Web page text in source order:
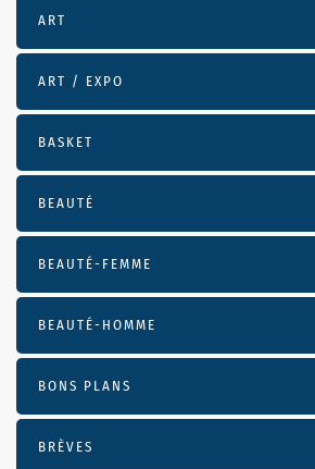
ART
ART / EXPO
BASKET
BEAUTÉ
BEAUTÉ-FEMME
BEAUTÉ-HOMME
BONS PLANS
BRÈVES